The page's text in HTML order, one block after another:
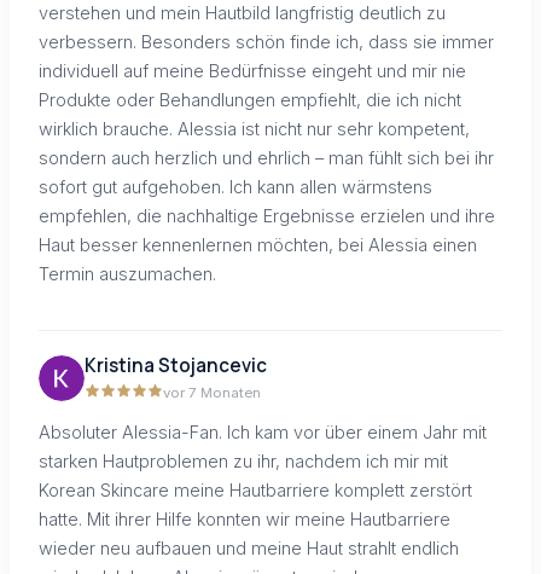
verstehen und mein Hautbild langfristig deutlich zu
verbessern. Besonders schön finde ich, dass sie immer
individuell auf meine Bedürfnisse eingeht und mir nie
Produkte oder Behandlungen empfiehlt, die ich nicht
wirklich brauche. Alessia ist nicht nur sehr kompetent,
sondern auch herzlich und ehrlich – man fühlt sich bei ihr
sofort gut aufgehoben. Ich kann allen wärmstens
empfehlen, die nachhaltige Ergebnisse erzielen und ihre
Haut besser kennenlernen möchten, bei Alessia einen
Termin auszumachen.
Kristina Stojancevic
vor 7 Monaten
Absoluter Alessia-Fan. Ich kam vor über einem Jahr mit
starken Hautproblemen zu ihr, nachdem ich mir mit
Korean Skincare meine Hautbarriere komplett zerstört
hatte. Mit ihrer Hilfe konnten wir meine Hautbarriere
wieder neu aufbauen und meine Haut strahlt endlich